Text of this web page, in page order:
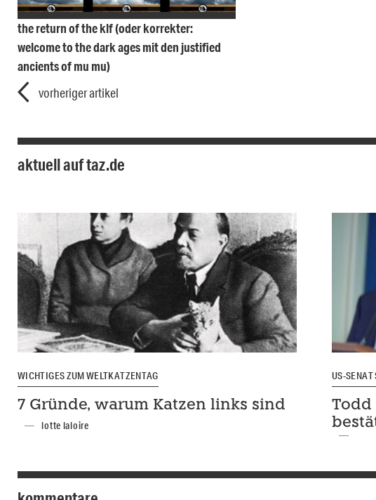
the return of the klf (oder korrekter:
welcome to the dark ages mit den justified
ancients of mu mu)
vorheriger artikel
aktuell auf taz.de
WICHTIGES ZUM WELTKATZENTAG
7 Gründe, warum Katzen links sind
lotte laloire
US-SENAT
Todd